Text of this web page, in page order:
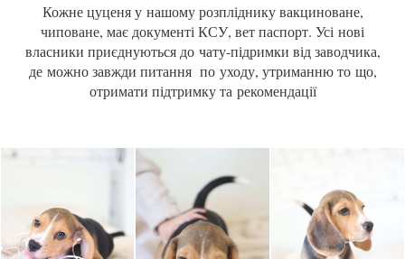
Кожне цуценя у нашому розпліднику вакциноване,
чиповане, має документі КСУ, вет паспорт. Усі нові
власники приєднуються до чату-підримки від заводчика,
де можно завжди питання по уходу, утриманню то що,
отримати підтримку та рекомендації